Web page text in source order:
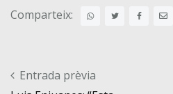
Comparteix:
Post navigation
Entrada prèvia